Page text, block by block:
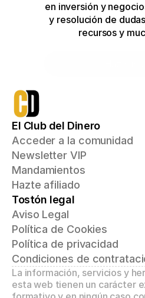
en inversión y
y resolución de
recursos y
El Club del Dinero
Acceder a la comunidad
Newsletter VIP
Mandamientos
Hazte afiliado
Tostón legal
Aviso Legal
Política de Cookies
Política de privacidad
Condiciones de
La información, servicios y
esta web tienen un carácter